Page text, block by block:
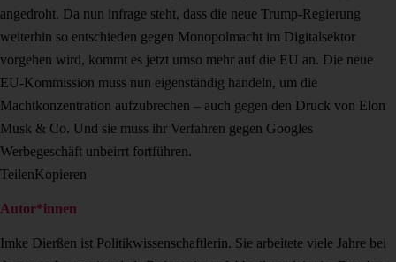
angedroht. Da nun infrage steht, dass die neue Trump-Regierung
weiterhin so entschieden gegen Monopolmacht im Digitalsektor
vorgehen wird, kommt es jetzt umso mehr auf die EU an. Die neue
EU-Kommission muss nun eigenständig handeln, um die
Machtkonzentration aufzubrechen – auch gegen den Druck von Elon
Musk & Co. Und sie muss ihr Verfahren gegen Googles
Werbegeschäft unbeirrt fortführen.
TeilenKopieren
Autor*innen
Imke Dierßen ist Politikwissenschaftlerin. Sie arbeitete viele Jahre bei